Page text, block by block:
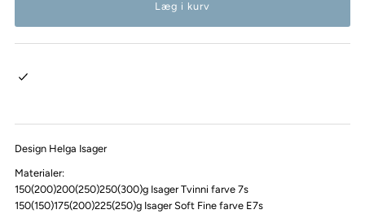
Design Helga Isager
Materialer:
150(200)200(250)250(300)g Isager Tvinni farve 7s
150(150)175(200)225(250)g Isager Soft Fine farve E7s